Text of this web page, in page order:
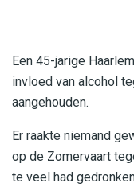
Een 45-jarige
invloed van alcohol
aangehouden.
Er raakte niemand
op de Zomervaart
te veel had